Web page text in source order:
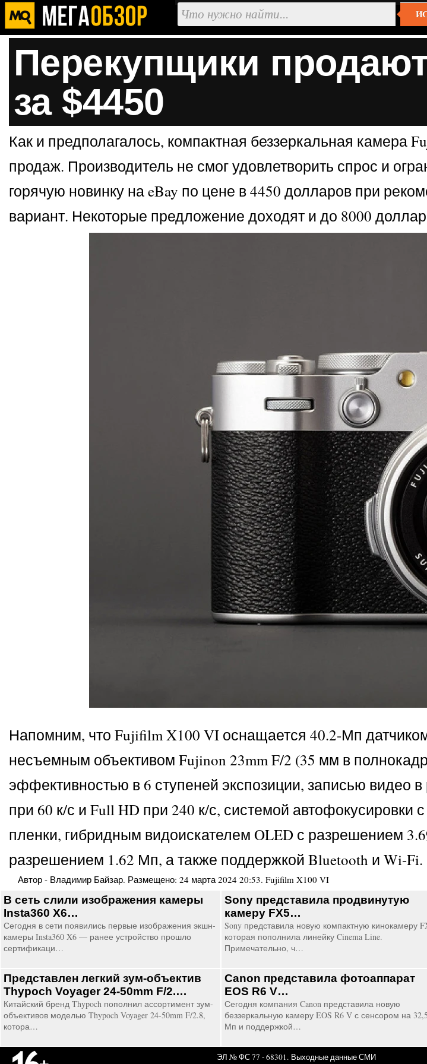
Перекупщики
за $4450
Как и предполагалось, компактная беззеркальная камера
продаж. Производитель не смог удовлетворить спрос и
горячую новинку на eBay по цене в 4450 долларов при
вариант. Некоторые предложение доходят и до 8000
Напомним, что Fujifilm X100 VI оснащается 40.2-Мп
несъемным объективом Fujinon 23mm F/2 (35 мм в
эффективностью в 6 ступеней экспозиции, записью видео
при 60 к/с и Full HD при 240 к/с, системой
пленки, гибридным видоискателем OLED с разрешением
разрешением 1.62 Мп, а также поддержкой Bluetooth и Wi-Fi.
Автор - Владимир Байзар. Размещено: 24 марта 2024 20:53. Fujifilm X100 VI
В сеть слили изображения камеры
Insta360 X6…
Сегодня в сети появились первые изображения экшн-
камеры Insta360 X6 — ранее устройство прошло
сертификаци…
Sony представила продвинутую
камеру FX5…
Sony представила новую компактную кинокамеру
которая пополнила линейку Cinema Line.
Примечательно, ч…
Представлен легкий зум-объектив
Thypoch Voyager 24-50mm F/2.…
Китайский бренд Thypoch пополнил ассортимент зум-
объективов моделью Thypoch Voyager 24-50mm F/2.8,
котора…
Canon представила фотоаппарат
EOS R6 V…
Сегодня компания Canon представила новую
беззеркальную камеру EOS R6 V с сенсором на 32,5
Мп и поддержкой…
ЭЛ № ФС 77 - 68301. Выходные данные СМИ